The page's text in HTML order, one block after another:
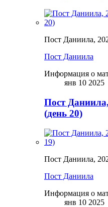
Пост Даниила,
Пост Даниила
Информация о
янв 10 2025
Пост
(день 20)
Пост Даниила,
Пост Даниила
Информация о
янв 10 2025